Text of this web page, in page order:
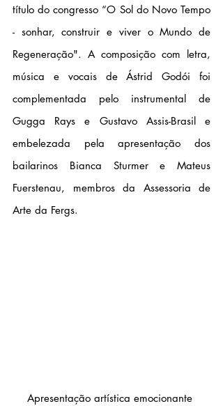
título do congresso “O Sol do Novo Tempo
- sonhar, construir e viver o Mundo de
Regeneração". A composição com letra,
música e vocais de Ástrid Godói foi
complementada pelo instrumental de
Gugga Rays e Gustavo Assis-Brasil e
embelezada pela apresentação dos
bailarinos Bianca Sturmer e Mateus
Fuerstenau, membros da Assessoria de
Arte da Fergs.
Apresentação artística emocionante